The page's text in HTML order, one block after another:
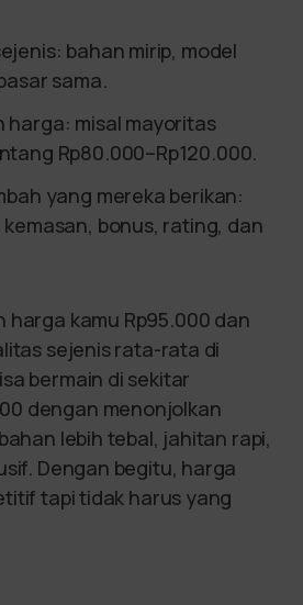
bahan mirip, model
sama.
harga: misal mayoritas
Rp80.000–Rp120.000.
yang mereka berikan:
bonus, rating, dan
harga kamu Rp95.000 dan
sejenis rata-rata di
bermain di sekitar
dengan menonjolkan
lebih tebal, jahitan rapi,
Dengan begitu, harga
tapi tidak harus yang